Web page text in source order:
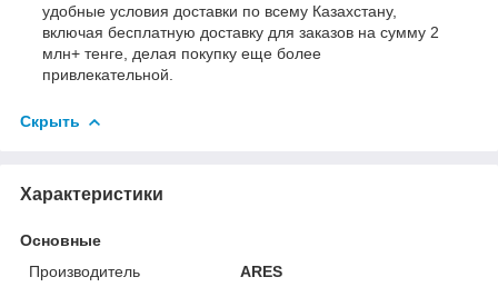
удобные условия доставки по всему Казахстану,
включая бесплатную доставку для заказов на сумму 2
млн+ тенге, делая покупку еще более
привлекательной.
Скрыть
Характеристики
Основные
Производитель
ARES